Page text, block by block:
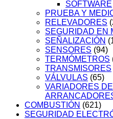
SOFTWARE
PRUEBA Y
RELEVADORES
SEGURIDAD EN
SEÑALIZACIÓN
SENSORES (94)
TERMÓMETROS
TRANSMISORES
VÁLVULAS (65)
VARIADORES
COMBUSTIÓN (621)
SEGURIDAD